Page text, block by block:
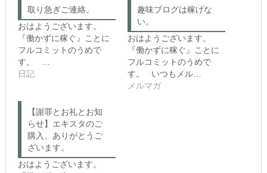
o
s
h
a
r
e
o
e
r
(新
し
い
ウ
ィ
ン
ド
o
k
で
共
有
す
る
し
て
く
だ
さ
し
い
取り急ぎご連絡。
おはようございます。
『働かずに稼ぐ』ことに
フルコミットのうめで
す。 …
日記
趣味ブログは稼げな
い。
おはようございます。
『働かずに稼ぐ』ことに
フルコミットのうめで
す。 いつもメル…
メルマガ
【謝罪とお礼とお知
らせ】エキスタのご
購入、ありがとうご
ざいます。
おはようございます。